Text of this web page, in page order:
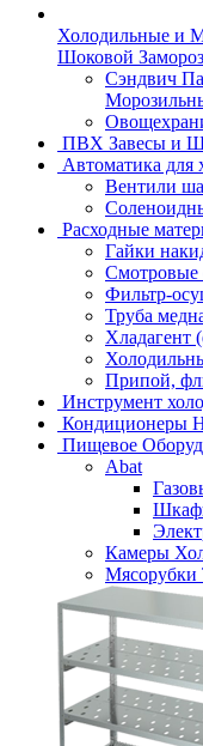
Холодильные и
Шоковой
Сэндвич
ПВХ Завесы и
Автоматика для
Вентили
Расходные
Гайки
Смотровые
Фильтр-
Труба
Хладагент
Припой,
Инструмент
Кондиционеры
Пищевое
Abat
Камеры